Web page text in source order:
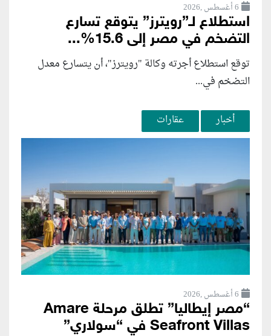
6 أغسطس ,2026
استطلاع لـ”رويترز” يتوقع تسارع
التضخم في مصر إلى 15.6%...
توقع استطلاع أجرته وكالة "رويترز"، أن يتسارع ‌معدل
التضخم في...
أخبار عقارات
6 أغسطس ,2026
“مصر إيطاليا” تطلق مرحلة Amare
Seafront Villas في “سولاري”